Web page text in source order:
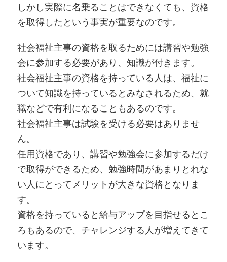
しかし実際に名乗ることはできなくても、資格
を取得したという事実が重要なのです。
社会福祉主事の資格を取るためには講習や勉強
会に参加する必要があり、知識が付きます。
社会福祉主事の資格を持っている人は、福祉に
ついて知識を持っているとみなされるため、就
職などで有利になることもあるのです。
社会福祉主事は試験を受ける必要はありませ
ん。
任用資格であり、講習や勉強会に参加するだけ
で取得ができるため、勉強時間があまりとれな
い人にとってメリットが大きな資格となりま
す。
資格を持っていると給与アップを目指せるとこ
ろもあるので、チャレンジする人が増えてきて
います。